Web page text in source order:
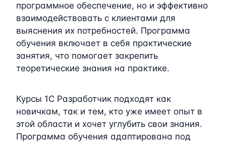
программное обеспечение, но и эффективно
взаимодействовать с клиентами для
выяснения их потребностей. Программа
обучения включает в себя практические
занятия, что помогает закрепить
теоретические знания на практике.
Курсы 1C Разработчик подходят как
новичкам, так и тем, кто уже имеет опыт в
этой области и хочет углубить свои знания.
Программа обучения адаптирована под